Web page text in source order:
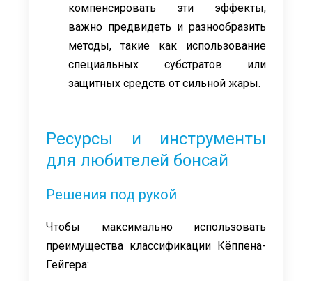
компенсировать эти эффекты,
важно предвидеть и разнообразить
методы, такие как использование
специальных субстратов или
защитных средств от сильной жары.
Ресурсы и инструменты
для любителей бонсай
Решения под рукой
Чтобы максимально использовать
преимущества классификации Кёппена-
Гейгера: